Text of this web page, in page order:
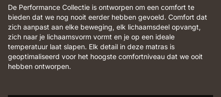
De Performance Collectie is ontworpen om een comfort te
bieden dat we nog nooit eerder hebben gevoeld. Comfort dat
zich aanpast aan elke beweging, elk lichaamsdeel opvangt,
zich naar je lichaamsvorm vormt en je op een ideale
temperatuur laat slapen. Elk detail in deze matras is
geoptimaliseerd voor het hoogste comfortniveau dat we ooit
hebben ontworpen.